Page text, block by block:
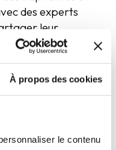
À propos des cookies
le contenu
des experts
leur
un coup de
votre pratique.
régionale !